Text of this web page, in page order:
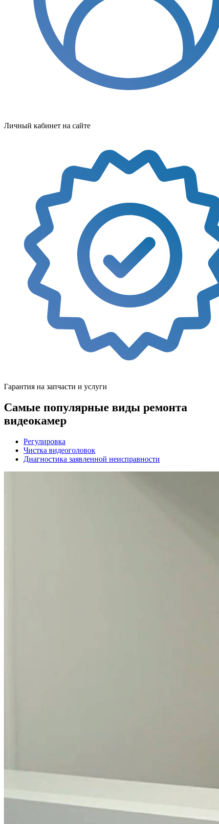
Личный кабинет на сайте
Гарантия на запчасти и услуги
Самые популярные виды ремонта
видеокамер
Регулировка
Чистка видеоголовок
Диагностика заявленной неисправности